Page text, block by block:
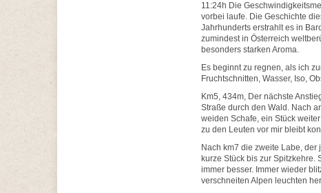
11:24h Die
vorbei laufe. Die Geschichte
Jahrhunderts erstrahlt es in
zumindest in Österreich
Es beginnt zu regnen, als ich
Fruchtschnitten, Wasser, Iso,
Km5, 434m, Der nächste
Straße durch den Wald. Nach
weiden Schafe, ein Stück
zu den Leuten vor mir bleibt
Nach km7 die zweite Labe,
kurze Stück bis zur Spitzkehre.
immer besser. Immer wieder
verschneiten Alpen leuchten